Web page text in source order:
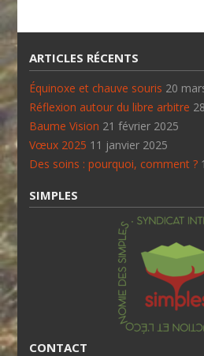
ARTICLES RÉCENTS
Équinoxe et chauve souris 20
Réflexion autour du libre arbitre
Baume Vision 21 février 2025
Vœux 2025 11 janvier 2025
Des soins : pourquoi, comment ?
SIMPLES
CONTACT